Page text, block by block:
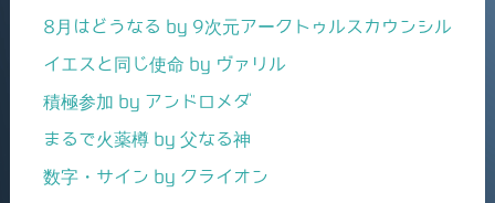
8月はどうなる by 9次元アークトゥルスカウンシル
イエスと同じ使命 by ヴァリル
積極参加 by アンドロメダ
まるで火薬樽 by 父なる神
数字・サイン by クライオン